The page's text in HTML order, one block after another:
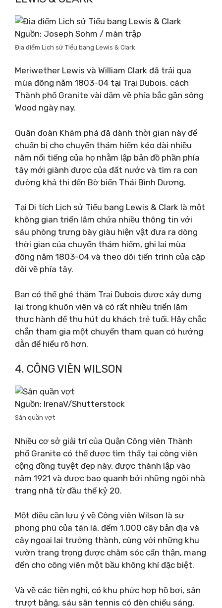
Nguồn: Joseph Sohm / màn trập
Địa điểm Lịch sử Tiểu bang Lewis & Clark
Meriwether Lewis và William Clark đã trải qua
mùa đông năm 1803-04 tại Trại Dubois, cách
Thành phố Granite vài dặm về phía bắc gần sông
Wood ngày nay.
Quân đoàn Khám phá đã dành thời gian này để
chuẩn bị cho chuyến thám hiểm kéo dài nhiều
năm nổi tiếng của họ nhằm lập bản đồ phần phía
tây mới giành được của đất nước và tìm ra con
đường khả thi đến Bờ biển Thái Bình Dương.
Tại Di tích Lịch sử Tiểu bang Lewis & Clark là một
không gian triển lãm chứa nhiều thông tin với
sáu phòng trưng bày giàu hiện vật đưa ra dòng
thời gian của chuyến thám hiểm, ghi lại mùa
đông năm 1803-04 và theo dõi tiến trình của cặp
đôi về phía tây.
Bạn có thể ghé thăm Trại Dubois được xây dựng
lại trong khuôn viên và có rất nhiều triển lãm
thực hành để thu hút du khách trẻ tuổi. Hãy chắc
chắn tham gia một chuyến tham quan có hướng
dẫn để hiểu rõ hơn.
4. CÔNG VIÊN WILSON
Nguồn: IrenaV/Shutterstock
Sân quần vợt
Nhiều cơ sở giải trí của Quận Công viên Thành
phố Granite có thể được tìm thấy tại công viên
cộng đồng tuyệt đẹp này, được thành lập vào
năm 1921 và được bao quanh bởi những ngôi nhà
trang nhã từ đầu thế kỷ 20.
Một điều cần lưu ý về Công viên Wilson là sự
phong phú của tán lá, đếm 1.000 cây bản địa và
cây ngoại lai trưởng thành, cùng với những khu
vườn trang trọng được chăm sóc cẩn thận, mang
đến cho công viên một bầu không khí đặc biệt.
Và về các tiện nghi, có khu phức hợp hồ bơi, sân
trượt băng, sáu sân tennis có đèn chiếu sáng,